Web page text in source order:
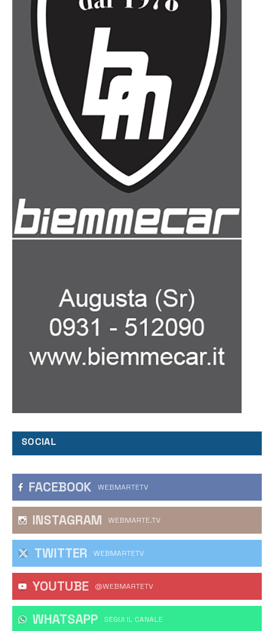
SOCIAL
FACEBOOK WEBMARTETV
INSTAGRAM WEBMARTE.TV
TWITTER WEBMARTETV
YOUTUBE @WEBMARTETV
WHATSAPP ‎SEGUI IL CANALE